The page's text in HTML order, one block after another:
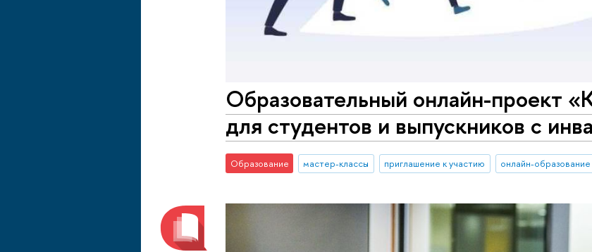
Образовательный онлайн-проект
для студентов и выпускников с
Образование мастер-классы приглашение к участию онлайн-образование